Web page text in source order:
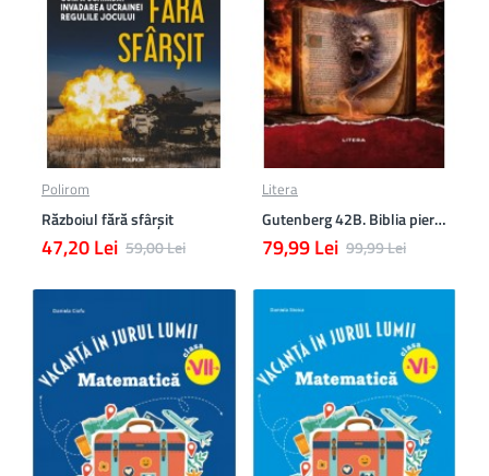
Polirom
Războiul fără sfârşit
47,20 Lei 59,00 Lei
Litera
Gutenberg 42B. Biblia pierduta
79,99 Lei 99,99 Lei